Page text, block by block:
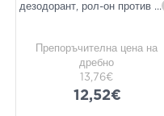
дезодорант, рол-он против ...
Препоръчителна цена на
дребно
13,76€
12,52€